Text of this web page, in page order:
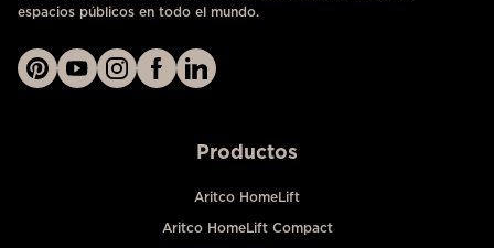
espacios públicos en todo el mundo.
Productos
Aritco HomeLift
Aritco HomeLift Compact